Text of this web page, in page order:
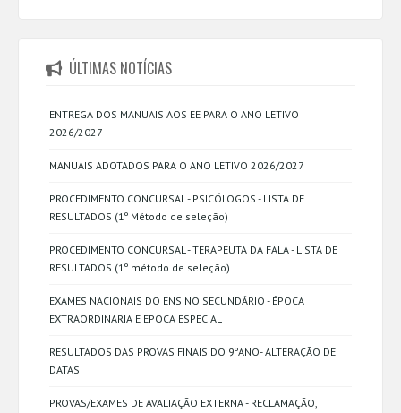
ÚLTIMAS NOTÍCIAS
ENTREGA DOS MANUAIS AOS EE PARA O ANO LETIVO
2026/2027
MANUAIS ADOTADOS PARA O ANO LETIVO 2026/2027
PROCEDIMENTO CONCURSAL - PSICÓLOGOS - LISTA DE
RESULTADOS (1º Método de seleção)
PROCEDIMENTO CONCURSAL - TERAPEUTA DA FALA - LISTA DE
RESULTADOS (1º método de seleção)
EXAMES NACIONAIS DO ENSINO SECUNDÁRIO - ÉPOCA
EXTRAORDINÁRIA E ÉPOCA ESPECIAL
RESULTADOS DAS PROVAS FINAIS DO 9ºANO- ALTERAÇÃO DE
DATAS
PROVAS/EXAMES DE AVALIAÇÃO EXTERNA - RECLAMAÇÃO,